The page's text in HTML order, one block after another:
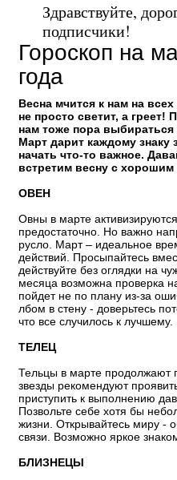
Здравствуйте,
подписчики!
Гороскоп на
года
Весна мчится к нам на
не просто светит, а греет!
нам тоже пора выбираться
Март дарит каждому знаку
начать что-то важное.
встретим весну с хорошим
ОВЕН
Овны в марте
предостаточно. Но важно
русло. Март – идеальное
действий. Просыпайтесь
действуйте без оглядки на
месяца возможна проверка
пойдет не по плану из-за
лбом в стену - доверьтесь
что все случилось к лучшему.
ТЕЛЕЦ
Тельцы в марте продолжают
звезды рекомендуют
приступить к выполнению
Позвольте себе хотя бы
жизни. Открывайтесь миру -
связи. Возможно яркое
БЛИЗНЕЦЫ